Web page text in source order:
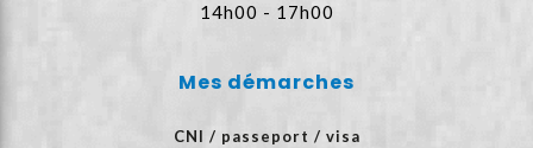
14h00 - 17h00
Mes démarches
CNI / passeport / visa